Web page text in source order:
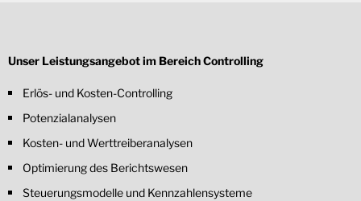
Unser Leistungsangebot im Bereich Controlling
Erlös- und Kosten-Controlling
Potenzialanalysen
Kosten- und Werttreiberanalysen
Optimierung des Berichtswesen
Steuerungsmodelle und Kennzahlensysteme